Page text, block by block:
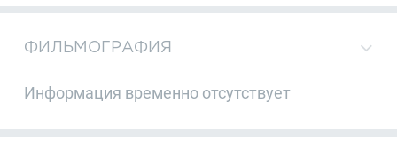
ФИЛЬМОГРАФИЯ
Информация временно отсутствует